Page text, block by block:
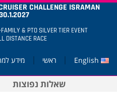
CHALLENGE ISRAMAN
& PTO SILVER TIER EVENT
DISTANCE RACE
English ראשי מידע
שאלות נפוצות